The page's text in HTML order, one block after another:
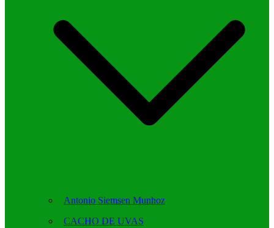
Antonio Siemsen Munhoz
CACHO DE UVAS